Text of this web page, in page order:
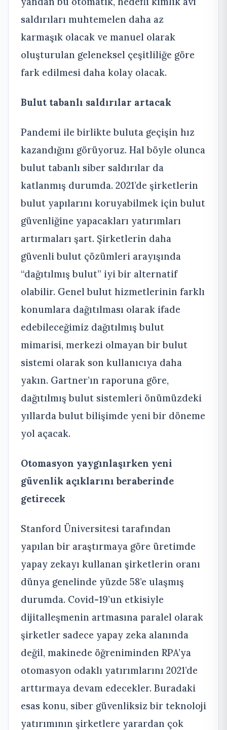
saldırıları muhtemelen daha az
karmaşık olacak ve manuel olarak
oluşturulan geleneksel çeşitliliğe göre
fark edilmesi daha kolay olacak.
Bulut tabanlı saldırılar artacak
Pandemi ile birlikte buluta geçişin hız
kazandığını görüyoruz. Hal böyle olunca
bulut tabanlı siber saldırılar da
katlanmış durumda. 2021’de şirketlerin
bulut yapılarını koruyabilmek için bulut
güvenliğine yapacakları yatırımları
artırmaları şart. Şirketlerin daha
güvenli bulut çözümleri arayışında
“dağıtılmış bulut” iyi bir alternatif
olabilir. Genel bulut hizmetlerinin farklı
konumlara dağıtılması olarak ifade
edebileceğimiz dağıtılmış bulut
mimarisi, merkezi olmayan bir bulut
sistemi olarak son kullanıcıya daha
yakın. Gartner’ın raporuna göre,
dağıtılmış bulut sistemleri önümüzdeki
yıllarda bulut bilişimde yeni bir döneme
yol açacak.
Otomasyon yaygınlaşırken yeni
güvenlik açıklarını beraberinde
getirecek
Stanford Üniversitesi tarafından
yapılan bir araştırmaya göre üretimde
yapay zekayı kullanan şirketlerin oranı
dünya genelinde yüzde 58’e ulaşmış
durumda. Covid-19’un etkisiyle
dijitalleşmenin artmasına paralel olarak
şirketler sadece yapay zeka alanında
değil, makinede öğreniminden RPA’ya
otomasyon odaklı yatırımlarını 2021’de
arttırmaya devam edecekler. Buradaki
esas konu, siber güvenliksiz bir teknoloji
yatırımının şirketlere yarardan çok